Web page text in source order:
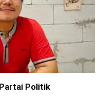
Politik